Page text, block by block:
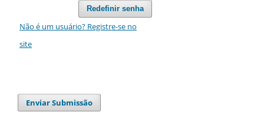
Redefinir senha
Não é um usuário? Registre-se no
site
Enviar Submissão